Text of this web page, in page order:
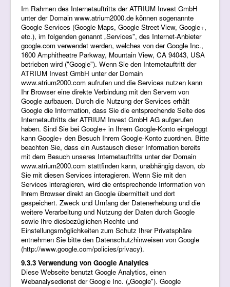
Im Rahmen des Internetauftritts der ATRIUM Invest GmbH
unter der Domain www.atrium2000.de können sogenannte
Google Services (Google Maps, Google Street-View, Google+,
etc.), im folgenden genannt „Services", des Internet-Anbieter
google.com verwendet werden, welches von der Google Inc.,
1600 Amphitheatre Parkway, Mountain View, CA 94043, USA
betrieben wird ("Google"). Wenn Sie den Internetauftritt der
ATRIUM Invest GmbH unter der Domain
www.atrium2000.com aufrufen und die Services nutzen kann
Ihr Browser eine direkte Verbindung mit den Servern von
Google aufbauen. Durch die Nutzung der Services erhält
Google die Information, dass Sie die entsprechende Seite des
Internetauftritts der ATRIUM Invest GmbH AG aufgerufen
haben. Sind Sie bei Google+ in Ihrem Google-Konto eingeloggt
kann Google+ den Besuch Ihrem Google-Konto zuordnen. Bitte
beachten Sie, dass ein Austausch dieser Information bereits
mit dem Besuch unseres Internetauftritts unter der Domain
www.atrium2000.com stattfinden kann, unabhängig davon, ob
Sie mit diesen Services interagieren. Wenn Sie mit den
Services interagieren, wird die entsprechende Information von
Ihrem Browser direkt an Google übermittelt und dort
gespeichert. Zweck und Umfang der Datenerhebung und die
weitere Verarbeitung und Nutzung der Daten durch Google
sowie Ihre diesbezüglichen Rechte und
Einstellungsmöglichkeiten zum Schutz Ihrer Privatsphäre
entnehmen Sie bitte den Datenschutzhinweisen von Google
(http://www.google.com/policies/privacy).
9.3.3 Verwendung von Google Analytics
Diese Webseite benutzt Google Analytics, einen
Webanalysedienst der Google Inc. („Google"). Google